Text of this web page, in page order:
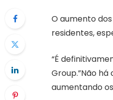
O aumento
residentes,
“É
Group.”Não
aumentando